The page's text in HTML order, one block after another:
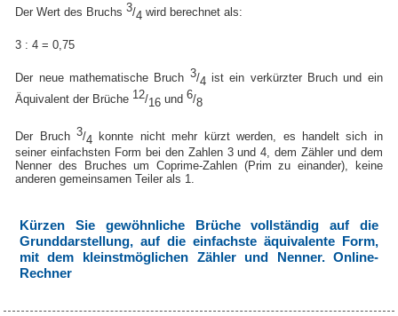
Der Wert des Bruchs3/4 wird berechnet als:
3 : 4 = 0,75
Der neue mathematische Bruch 3/4 ist ein verkürzter Bruch und ein
Äquivalent der Brüche 12/16 und6/8
Der Bruch3/4 konnte nicht mehr kürzt werden, es handelt sich in
seiner einfachsten Form bei den Zahlen 3 und 4, dem Zähler und dem
Nenner des Bruches um Coprime-Zahlen (Prim zu einander), keine
anderen gemeinsamen Teiler als 1.
Kürzen Sie gewöhnliche Brüche vollständig auf die
Grunddarstellung, auf die einfachste äquivalente Form,
mit dem kleinstmöglichen Zähler und Nenner. Online-
Rechner